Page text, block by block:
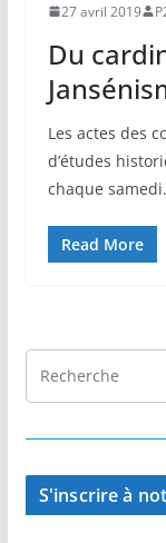
27 avril 2019
Du
Les actes des
d’études
chaque
Read More
S'inscrire à